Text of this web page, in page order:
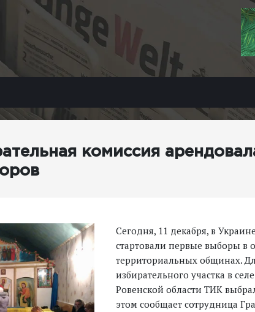
комиссия
Сегодня, 11 декабря, в Украине
стартовали первые выборы в
территориальных общинах.
избирательного участка в
Ровенской области ТИК
этом сообщает сотрудница